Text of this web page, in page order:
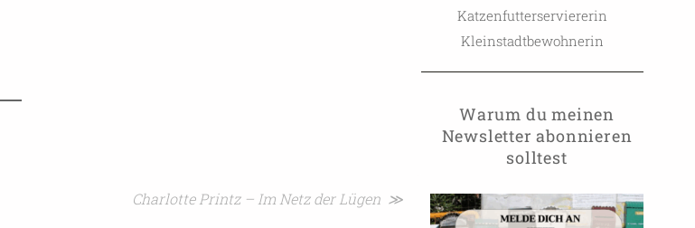
Charlotte Printz – Im Netz der Lügen ≫
Katzenfutterserviererin
Kleinstadtbewohnerin
Warum du meinen
Newsletter abonnieren
solltest